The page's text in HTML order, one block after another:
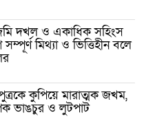
দখল ও একাধিক সহিংস
মিথ্যা ও ভিত্তিহীন বলে
কুপিয়ে মারাত্মক জখম,
ভাঙচুর ও লুটপাট